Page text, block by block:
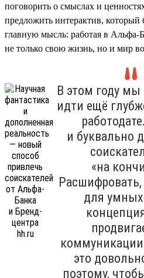
поговорить о смыслах и
предложить интерактив, который
главную мысль: работая в Альфа-
не только свою жизнь, но и мир
В этом году мы
идти ещё
и буквально
«на
Расшифровать,
для
это
поэтому,